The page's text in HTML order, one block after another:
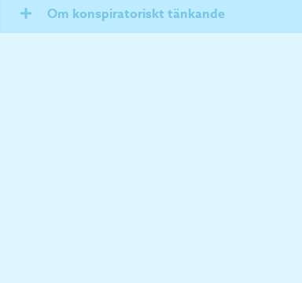
Om konspiratoriskt tänkande